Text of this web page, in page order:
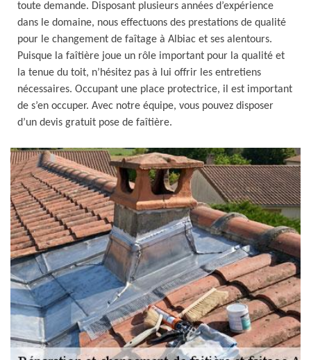
toute demande. Disposant plusieurs années d’expérience
dans le domaine, nous effectuons des prestations de qualité
pour le changement de faîtage à Albiac et ses alentours.
Puisque la faîtière joue un rôle important pour la qualité et
la tenue du toit, n’hésitez pas à lui offrir les entretiens
nécessaires. Occupant une place protectrice, il est important
de s’en occuper. Avec notre équipe, vous pouvez disposer
d’un devis gratuit pose de faîtière.